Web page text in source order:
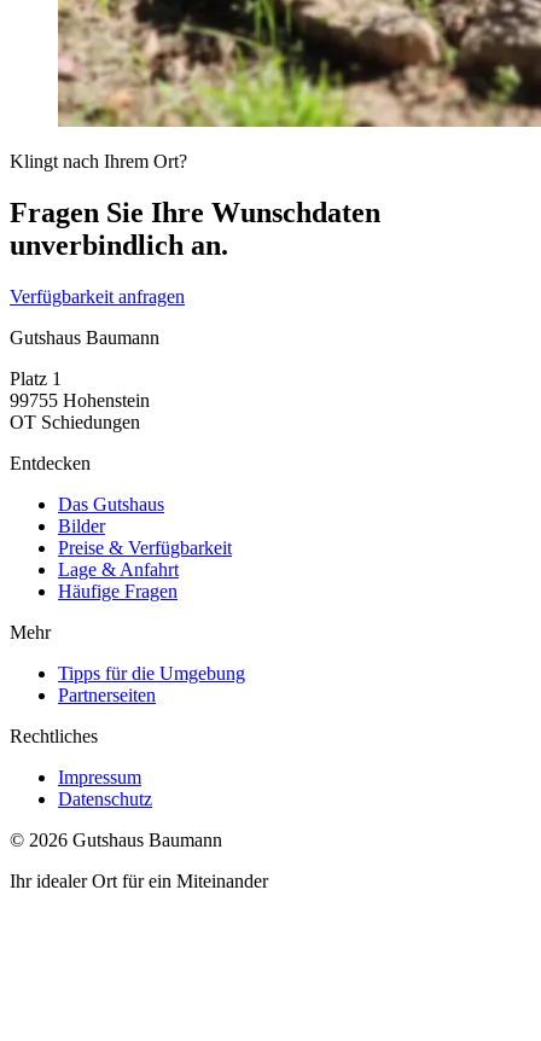
Klingt nach Ihrem Ort?
Fragen Sie Ihre Wunschdaten
unverbindlich an.
Verfügbarkeit anfragen
Gutshaus Baumann
Platz 1
99755 Hohenstein
OT Schiedungen
Entdecken
Das Gutshaus
Bilder
Preise & Verfügbarkeit
Lage & Anfahrt
Häufige Fragen
Mehr
Tipps für die Umgebung
Partnerseiten
Rechtliches
Impressum
Datenschutz
© 2026 Gutshaus Baumann
Ihr idealer Ort für ein Miteinander